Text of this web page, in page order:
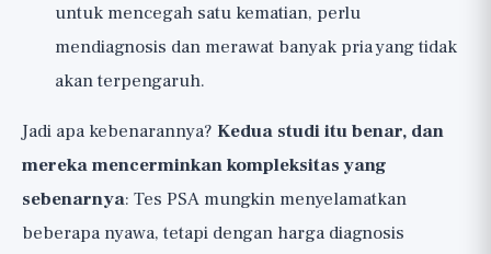
untuk mencegah satu kematian, perlu
mendiagnosis dan merawat banyak pria yang tidak
akan terpengaruh.
Jadi apa kebenarannya? Kedua studi itu benar, dan
mereka mencerminkan kompleksitas yang
sebenarnya: Tes PSA mungkin menyelamatkan
beberapa nyawa, tetapi dengan harga diagnosis